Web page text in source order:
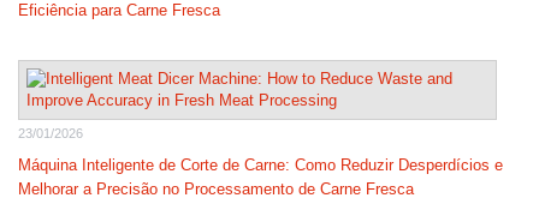
Eficiência para Carne Fresca
23/01/2026
Máquina Inteligente de Corte de Carne: Como Reduzir Desperdícios e
Melhorar a Precisão no Processamento de Carne Fresca